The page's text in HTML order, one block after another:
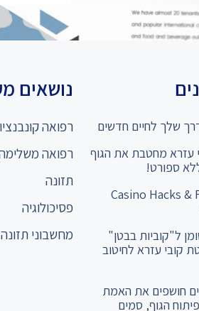
עזרא מחטבת את הגוף
ספורט!
Casino Hacks
שלא תאמינו: מ-28% שומן ל"קוביות בבטן"
קובי עזרא לחיטוב
חושפים את האמת
הגוף, סמים
נושאים
רפואה
רפואה
תזונה
פסיכולוגיה
מחשבוני תזונה